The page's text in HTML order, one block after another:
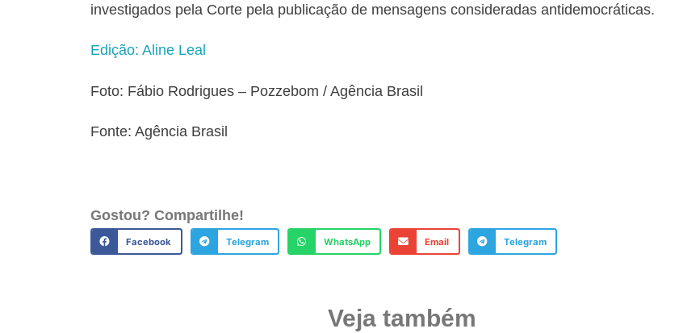
investigados pela Corte pela publicação de mensagens consideradas antidemocráticas.
Edição: Aline Leal
Foto: Fábio Rodrigues – Pozzebom / Agência Brasil
Fonte: Agência Brasil
Gostou? Compartilhe!
Facebook Telegram WhatsApp Email Telegram
Veja também